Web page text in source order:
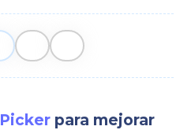
Pickerpara mejorar